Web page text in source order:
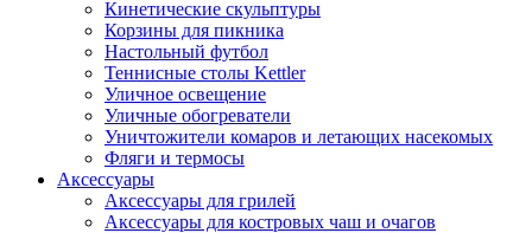
Кинетические скульптуры
Корзины для пикника
Настольный футбол
Теннисные столы Kettler
Уличное освещение
Уличные обогреватели
Уничтожители комаров и летающих насекомых
Фляги и термосы
Аксессуары
Аксессуары для грилей
Аксессуары для костровых чаш и очагов